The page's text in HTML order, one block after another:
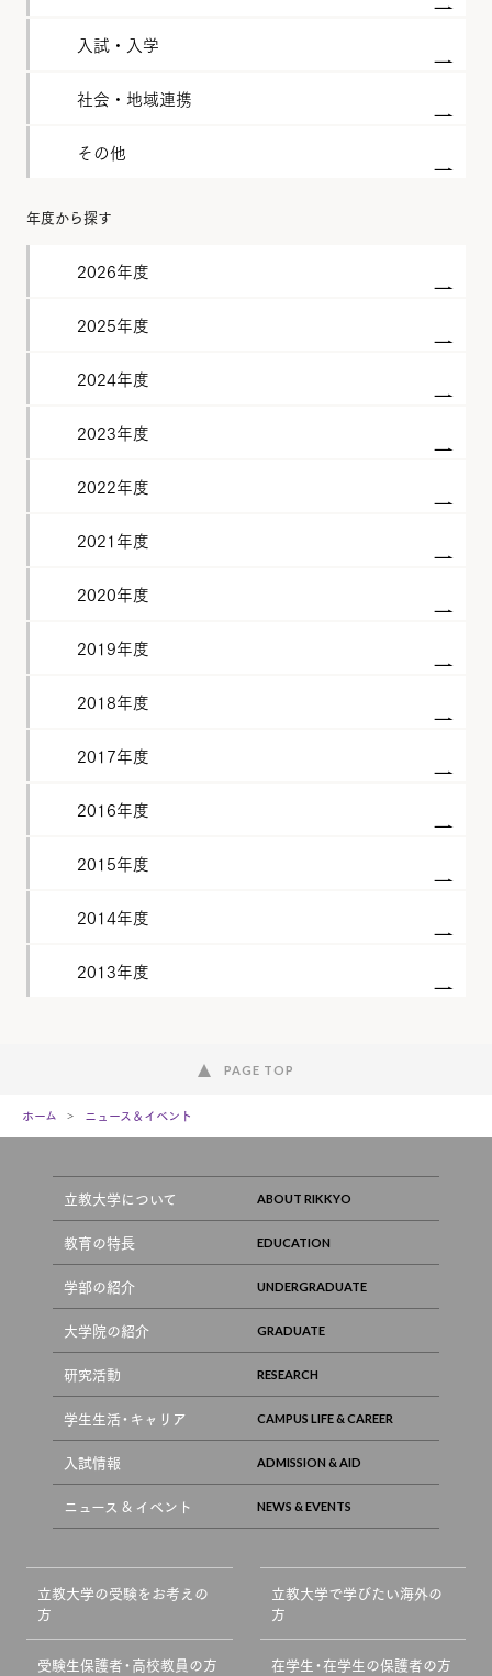
入試・入学
社会・地域連携
その他
年度から探す
2026年度
2025年度
2024年度
2023年度
2022年度
2021年度
2020年度
2019年度
2018年度
2017年度
2016年度
2015年度
2014年度
2013年度
PAGE TOP
ホーム ニュース＆イベント
立教大学について
教育の特長
学部の紹介
大学院の紹介
研究活動
学生生活・キャリア
入試情報
ニュース & イベント
立教大学の受験をお考えの
方
立教大学で学びたい海外の
方
受験生保護者・高校教員の方 在学生・在学生の保護者の方